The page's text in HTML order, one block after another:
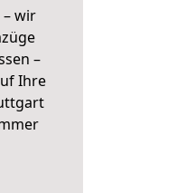
– wir
–
Ihre